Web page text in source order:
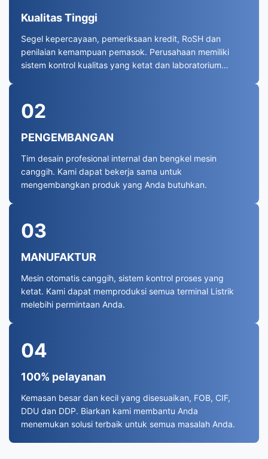
Kualitas Tinggi
Segel kepercayaan, pemeriksaan kredit, RoSH dan
penilaian kemampuan pemasok. Perusahaan memiliki
sistem kontrol kualitas yang ketat dan laboratorium
02
PENGEMBANGAN
Tim desain profesional internal dan bengkel mesin
canggih. Kami dapat bekerja sama untuk
mengembangkan produk yang Anda butuhkan.
03
MANUFAKTUR
Mesin otomatis canggih, sistem kontrol proses yang
ketat. Kami dapat memproduksi semua terminal Listrik
melebihi permintaan Anda.
04
100% pelayanan
Kemasan besar dan kecil yang disesuaikan, FOB, CIF,
DDU dan DDP. Biarkan kami membantu Anda
menemukan solusi terbaik untuk semua masalah Anda.